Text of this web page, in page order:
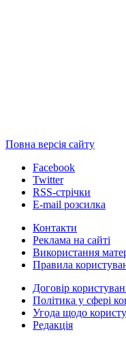
Повна версія сайту
Facebook
Twitter
RSS-стрічки
E-mail розсилка
Контакти
Реклама на сайті
Використання
Правила
Договір
Політика у сфері
Угода щодо
Редакція